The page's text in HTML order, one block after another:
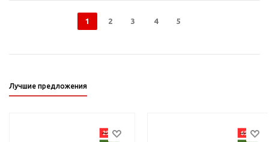
1 2 3 4 5
Лучшие предложения